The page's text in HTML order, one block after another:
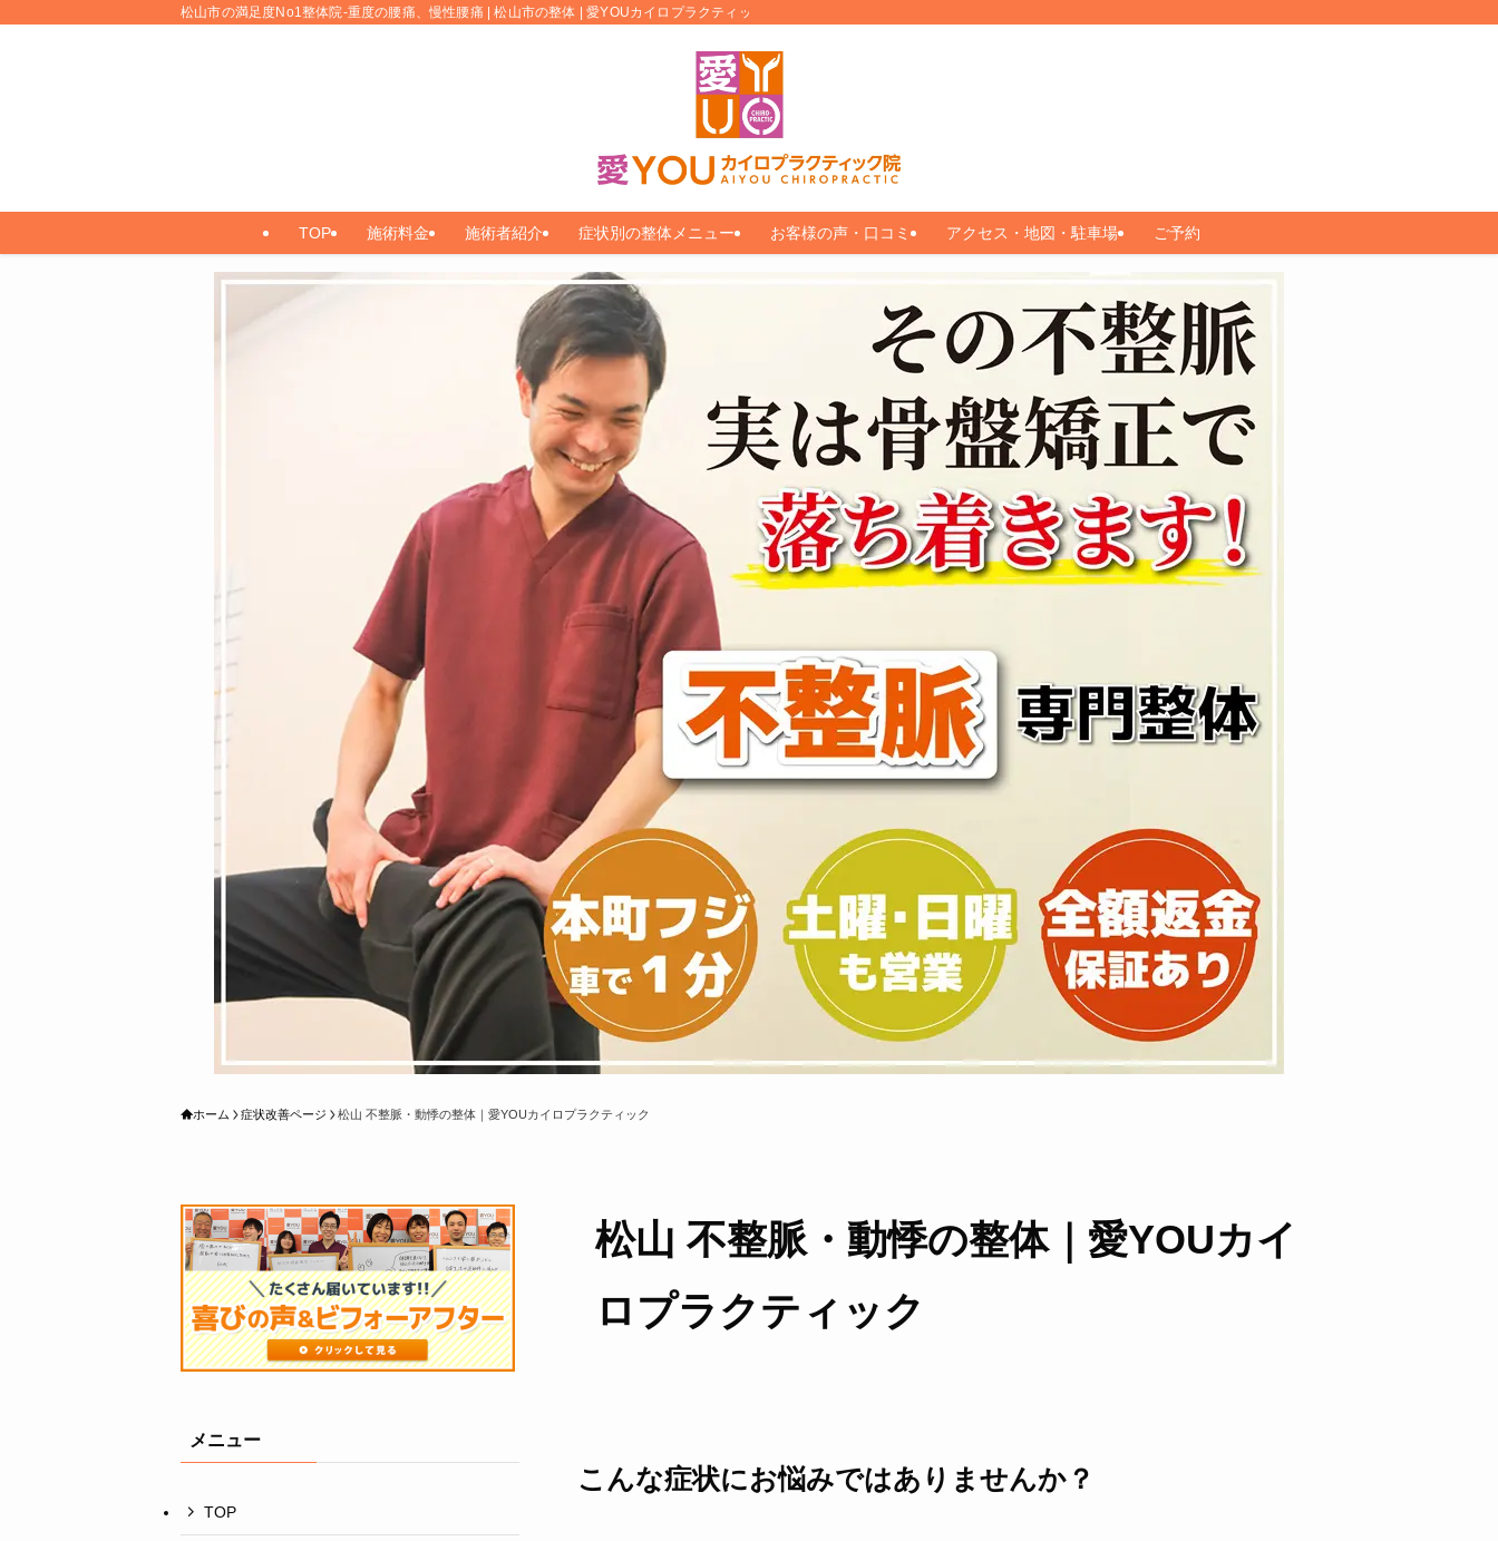
松山市の満足度No1整体院-重度の腰痛、慢性腰痛 | 松山市の整体 | 愛YOUカイロプラクティック
TOP 施術料金 施術者紹介 症状別の整体メニュー お客様の声・口コミ アクセス・地図・駐車場 ご予約
ホーム 症状改善ページ 松山 不整脈・動悸の整体｜愛YOUカイロプラクティック
松山 不整脈・動悸の整体｜愛YOUカイ
ロプラクティック
こんな症状にお悩みではありませんか？
メニュー
TOP